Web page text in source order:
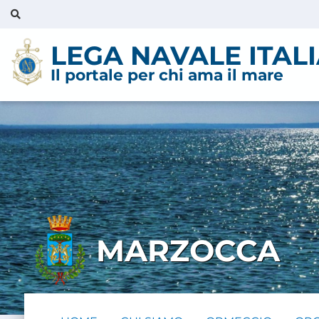
LEGA NAVALE
Il portale per chi ama il mare
MARZOCCA